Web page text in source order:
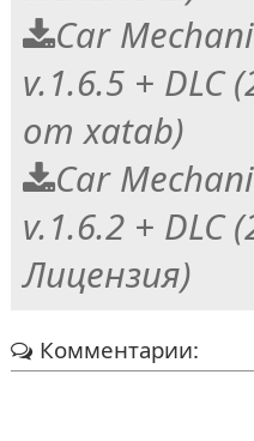
Car
v.1.6.5 + DLC
от xatab)
Car
v.1.6.2 + DLC
Лицензия)
Комментарии: